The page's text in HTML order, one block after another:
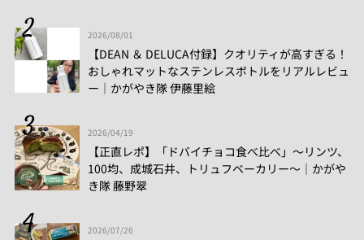
2026/08/01
【DEAN ＆ DELUCA付録】クオリティが高すぎる！
おしゃれマットなステンレスボトルをリアルレビュ
ー│かがやき隊 伊藤里絵
2026/04/19
【正直レポ】「ドバイチョコ食べ比べ」～リンツ、
100均、成城石井、トリュフベーカリー～｜かがや
き隊 藤野翠
2026/07/26